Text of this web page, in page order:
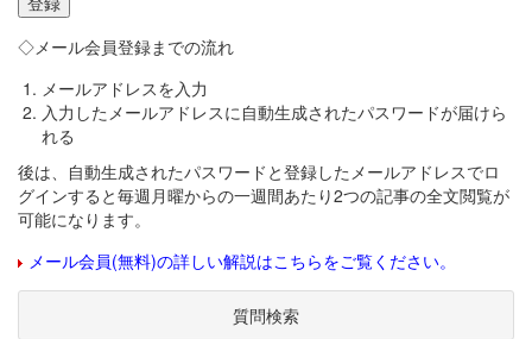
◇メール会員登録までの流れ
メールアドレスを入力
入力したメールアドレスに自動生成されたパスワードが届けら
れる
後は、自動生成されたパスワードと登録したメールアドレスでロ
グインすると毎週月曜からの一週間あたり2つの記事の全文閲覧が
可能になります。
メール会員(無料)の詳しい解説はこちらをご覧ください。
質問検索